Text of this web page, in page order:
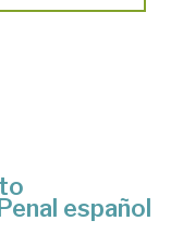
español